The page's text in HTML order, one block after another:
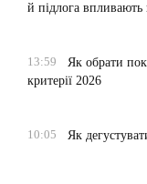
й підлога
13:59
Як обрати
критерії 2026
10:05
Як